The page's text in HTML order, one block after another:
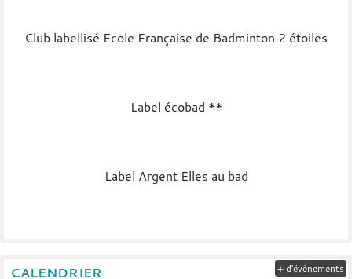
Club labellisé Ecole Française de Badminton 2 étoiles
Label écobad **
Label Argent Elles au bad
CALENDRIER + d'évènements